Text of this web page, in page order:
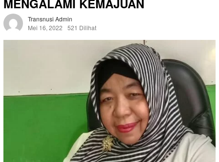
MENGALAMI KEMAJUAN
Transnusi Admin
Mei 16, 2022
521 Dilihat